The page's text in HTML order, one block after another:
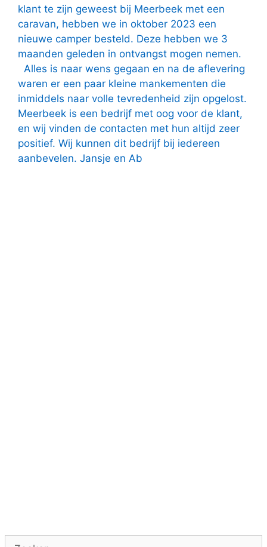
klant te zijn geweest bij Meerbeek met een
caravan, hebben we in oktober 2023 een
nieuwe camper besteld. Deze hebben we 3
maanden geleden in ontvangst mogen nemen.
Alles is naar wens gegaan en na de aflevering
waren er een paar kleine mankementen die
inmiddels naar volle tevredenheid zijn opgelost.
Meerbeek is een bedrijf met oog voor de klant,
en wij vinden de contacten met hun altijd zeer
positief. Wij kunnen dit bedrijf bij iedereen
aanbevelen. Jansje en Ab